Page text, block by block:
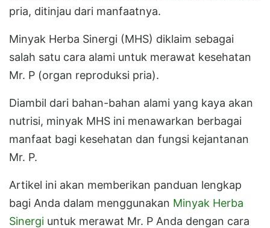
pria, ditinjau dari manfaatnya.
Minyak Herba Sinergi (MHS) diklaim sebagai
salah satu cara alami untuk merawat kesehatan
Mr. P (organ reproduksi pria).
Diambil dari bahan-bahan alami yang kaya akan
nutrisi, minyak MHS ini menawarkan berbagai
manfaat bagi kesehatan dan fungsi kejantanan
Mr. P.
Artikel ini akan memberikan panduan lengkap
bagi Anda dalam menggunakan Minyak Herba
Sinergi untuk merawat Mr. P Anda dengan cara